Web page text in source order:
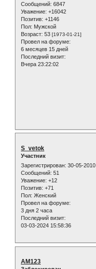
Сообщений: 6847
Уважение: +16042
Позитив: +1146
Пол: Мужской
Возраст: 53 [1973-01-21]
Провел на форуме:
6 месяцев 15 дней
Последний визит:
Вчера 23:22:02
S_vetok
Участник
Зарегистрирован: 30-05-2010
Сообщений: 51
Уважение: +12
Позитив: +71
Пол: Женский
Провел на форуме:
3 дня 2 часа
Последний визит:
03-03-2024 15:58:36
AM123